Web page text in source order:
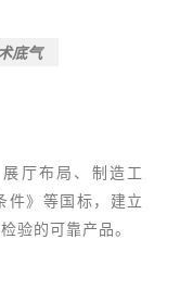
底气
厅布局、制造工
件》等国标，建立
验的可靠产品。